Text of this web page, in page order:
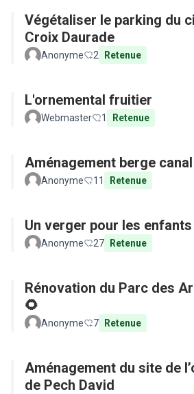
Végétaliser le parking du
Croix Daurade
Anonyme 2 Retenue
L'ornemental fruitier
Webmaster 1 Retenue
Aménagement berge
Anonyme 11 Retenue
Un verger pour les
Anonyme 27 Retenue
Rénovation du Parc des
🌻
Anonyme 7 Retenue
Aménagement du site de
de Pech David